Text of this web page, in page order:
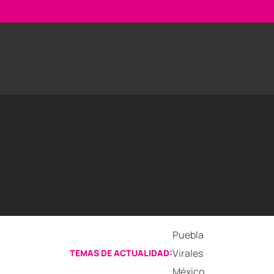
TEMAS DE ACTUALIDAD:
Puebla
Virales
México